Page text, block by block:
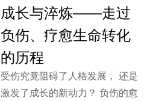
成长与淬炼——走过
负伤、疗愈生命转化
的历程
受伤究竟阻碍了人格发展， 还是
激发了成长的新动力？ 负伤的愈